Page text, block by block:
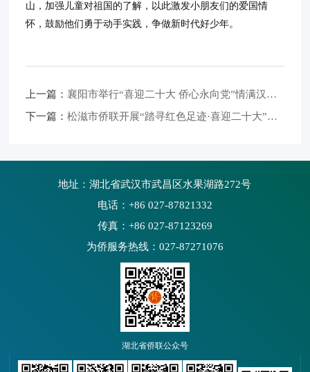
山，加强儿童对祖国的了解，以此激发小朋友们的爱国情
怀，鼓励他们勇于动手实践，争做新时代好少年。
上一篇： 襄阳市举行“喜迎二十大 侨心永向党”情满汉江主题音乐会
下一篇：松滋市侨联开展“踏寻红色足迹·喜迎二十大”主题教育活动
地址：湖北省武汉市武昌区水果湖路272号
电话：+86 027-87821332
传真：+86 027-87123269
为侨服务热线：027-87271076
湖北省侨联公众号